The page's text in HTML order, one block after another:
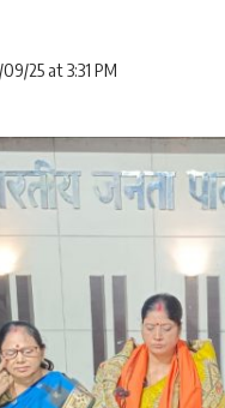
25 at 3:31 PM